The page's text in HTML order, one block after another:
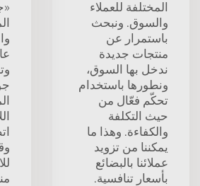
المختلفة للعملاء
والسوق. ونبحث
باستمرار عن
منتجات جديدة
ندخل بها السوق،
ونطورها باستخدام
تحكّم فعّال من
حيث التكلفة
والكفاءة. وهذا ما
يمكننا من تزويد
عملائنا بالبضائع
بأسعار تنافسية.